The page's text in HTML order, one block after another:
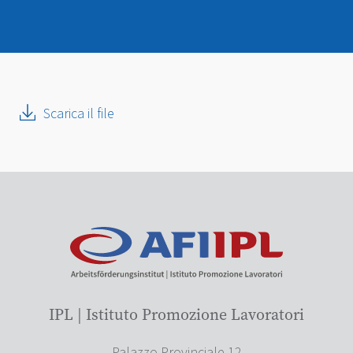
Scarica il file
IPL | Istituto Promozione Lavoratori